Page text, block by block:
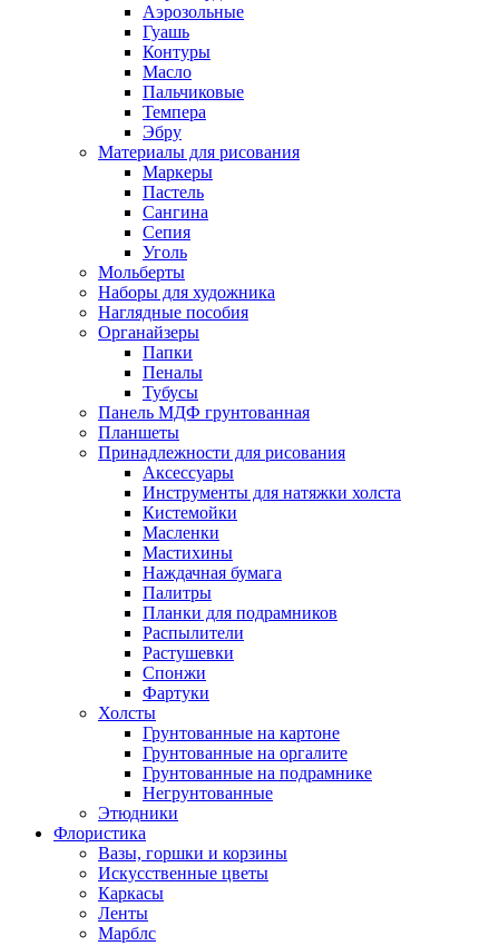
Аэрозольные
Гуашь
Контуры
Масло
Пальчиковые
Темпера
Эбру
Материалы для рисования
Маркеры
Пастель
Сангина
Сепия
Уголь
Мольберты
Наборы для художника
Наглядные пособия
Органайзеры
Папки
Пеналы
Тубусы
Панель МДФ грунтованная
Планшеты
Принадлежности для рисования
Аксессуары
Инструменты для натяжки холста
Кистемойки
Масленки
Мастихины
Наждачная бумага
Палитры
Планки для подрамников
Распылители
Растушевки
Спонжи
Фартуки
Холсты
Грунтованные на картоне
Грунтованные на оргалите
Грунтованные на подрамнике
Негрунтованные
Этюдники
Флористика
Вазы, горшки и корзины
Искусственные цветы
Каркасы
Ленты
Марблс